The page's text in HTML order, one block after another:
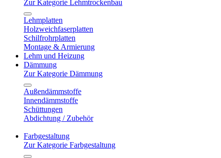
Zur Kategorie Lehmtrockenbau
Lehmplatten
Holzweichfaserplatten
Schilfrohrplatten
Montage & Armierung
Lehm und Heizung
Dämmung
Zur Kategorie Dämmung
Außendämmstoffe
Innendämmstoffe
Schüttungen
Abdichtung / Zubehör
Farbgestaltung
Zur Kategorie Farbgestaltung